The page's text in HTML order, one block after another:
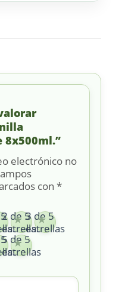
8x500ml.”
electrónico no
con *
2 de 5
estrellas
3 de 5
estrellas
5 de 5
estrellas